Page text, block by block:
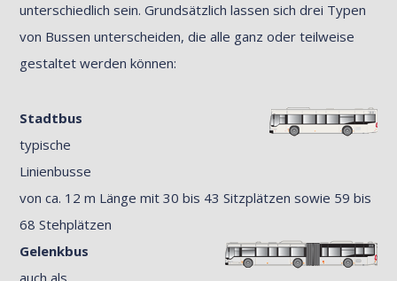
unterschiedlich sein. Grundsätzlich lassen sich drei Typen
von Bussen unterscheiden, die alle ganz oder teilweise
gestaltet werden können:
Stadtbus
typische
Linienbusse
von ca. 12 m Länge mit 30 bis 43 Sitzplätzen sowie 59 bis
68 Stehplätzen
Gelenkbus